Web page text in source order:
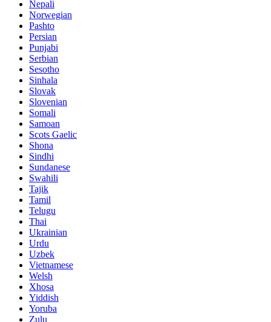
Nepali
Norwegian
Pashto
Persian
Punjabi
Serbian
Sesotho
Sinhala
Slovak
Slovenian
Somali
Samoan
Scots Gaelic
Shona
Sindhi
Sundanese
Swahili
Tajik
Tamil
Telugu
Thai
Ukrainian
Urdu
Uzbek
Vietnamese
Welsh
Xhosa
Yiddish
Yoruba
Zulu